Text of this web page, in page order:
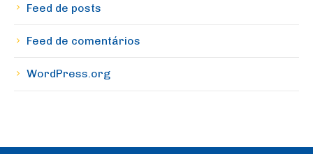
Feed de posts
Feed de comentários
WordPress.org